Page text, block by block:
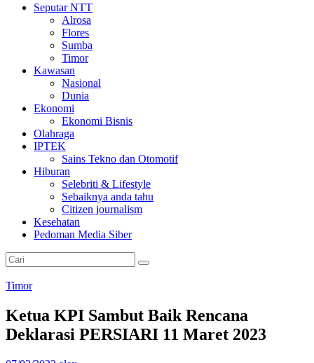
Seputar NTT
Alrosa
Flores
Sumba
Timor
Kawasan
Nasional
Dunia
Ekonomi
Ekonomi Bisnis
Olahraga
IPTEK
Sains Tekno dan Otomotif
Hiburan
Selebriti & Lifestyle
Sebaiknya anda tahu
Citizen journalism
Kesehatan
Pedoman Media Siber
Timor
Ketua KPI Sambut Baik Rencana
Deklarasi PERSIARI 11 Maret 2023